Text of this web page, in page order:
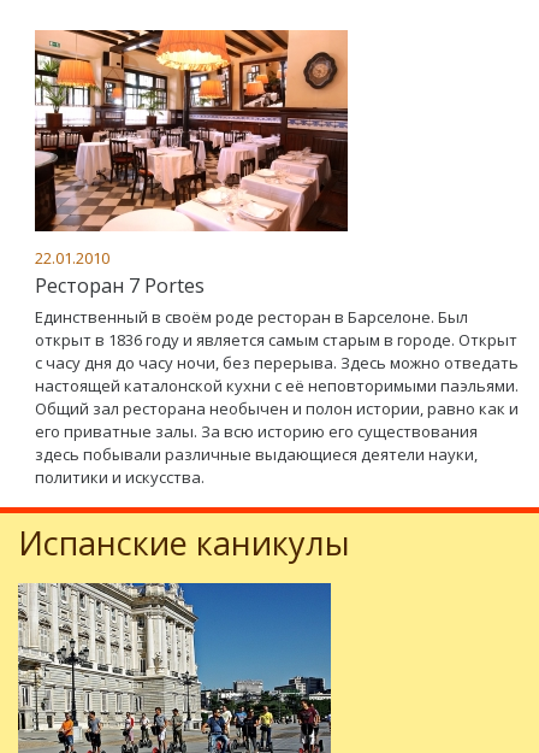
22.01.2010
Ресторан 7 Portes
Единственный в своём роде ресторан в Барселоне. Был
открыт в 1836 году и является самым старым в городе. Открыт
с часу дня до часу ночи, без перерыва. Здесь можно отведать
настоящей каталонской кухни с её неповторимыми паэльями.
Общий зал ресторана необычен и полон истории, равно как и
его приватные залы. За всю историю его существования
здесь побывали различные выдающиеся деятели науки,
политики и искусства.
Испанские каникулы